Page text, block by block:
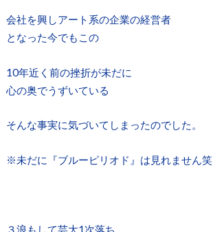
会社を興しアート系の企業の経営者
となった今でもこの
10年近く前の挫折が未だに
心の奥でうずいている
そんな事実に気づいてしまったのでした。
※未だに『ブルーピリオド』は見れません笑
３浪もして芸大1次落ち